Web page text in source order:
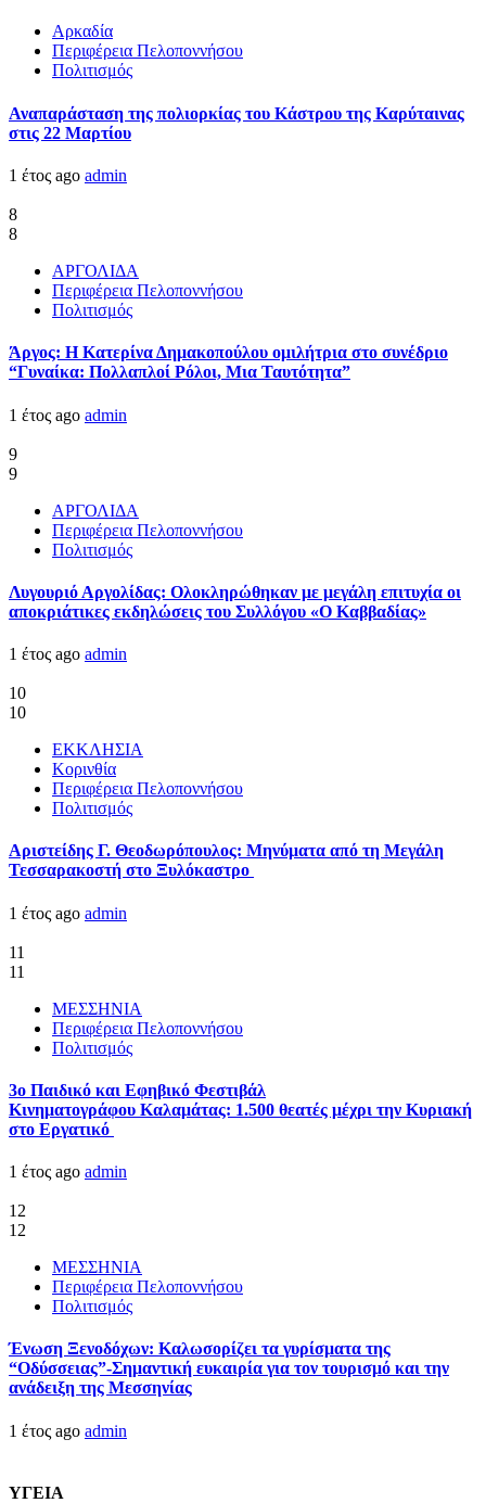
Αρκαδία
Περιφέρεια Πελοποννήσου
Πολιτισμός
Αναπαράσταση της πολιορκίας του Κάστρου της Καρύταινας
στις 22 Μαρτίου
1 έτος ago admin
8
8
ΑΡΓΟΛΙΔΑ
Περιφέρεια Πελοποννήσου
Πολιτισμός
Άργος: Η Κατερίνα Δημακοπούλου ομιλήτρια στο συνέδριο
“Γυναίκα: Πολλαπλοί Ρόλοι, Μια Ταυτότητα”
1 έτος ago admin
9
9
ΑΡΓΟΛΙΔΑ
Περιφέρεια Πελοποννήσου
Πολιτισμός
Λυγουριό Αργολίδας: Ολοκληρώθηκαν με μεγάλη επιτυχία οι
αποκριάτικες εκδηλώσεις του Συλλόγου «Ο Καββαδίας»
1 έτος ago admin
10
10
ΕΚΚΛΗΣΙΑ
Κορινθία
Περιφέρεια Πελοποννήσου
Πολιτισμός
Αριστείδης Γ. Θεοδωρόπουλος: Μηνύματα από τη Μεγάλη
Τεσσαρακοστή στο Ξυλόκαστρο
1 έτος ago admin
11
11
ΜΕΣΣΗΝΙΑ
Περιφέρεια Πελοποννήσου
Πολιτισμός
3ο Παιδικό και Εφηβικό Φεστιβάλ
Κινηματογράφου Καλαμάτας: 1.500 θεατές μέχρι την Κυριακή
στο Εργατικό
1 έτος ago admin
12
12
ΜΕΣΣΗΝΙΑ
Περιφέρεια Πελοποννήσου
Πολιτισμός
Ένωση Ξενοδόχων: Καλωσορίζει τα γυρίσματα της
“Οδύσσειας”-Σημαντική ευκαιρία για τον τουρισμό και την
ανάδειξη της Μεσσηνίας
1 έτος ago admin
ΥΓΕΙΑ